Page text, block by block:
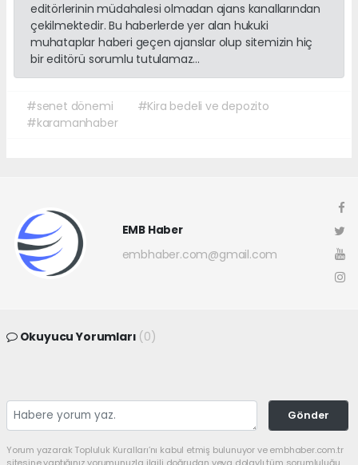
editörlerinin müdahalesi olmadan ajans kanallarından
çekilmektedir. Bu haberlerde yer alan hukuki
muhataplar haberi geçen ajanslar olup sitemizin hiç
bir editörü sorumlu tutulamaz...
#senet dönemi
#Kira bedeli ve depozito
#karamanhaber
EMB Haber
embhaber.com@gmail.com
Okuyucu Yorumları (0)
Gönder
Yorum yazarak Topluluk Kuralları’nı kabul etmiş bulunuyor ve embhaber.com.tr
sitesine yaptığınız yorumunuzla ilgili doğrudan veya dolaylı tüm sorumluluğu